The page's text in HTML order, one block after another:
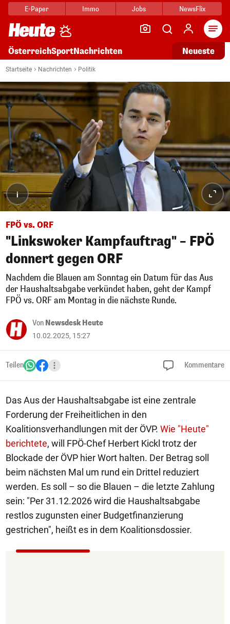
E-Paper Immo Jobs NewsFlix
ÖsterreichSportNachrichten Neueste
Startseite Nachrichten Politik
i
FPÖ vs. ORF
"Linkswoker Kampfauftrag" – FPÖ
donnert gegen ORF
Nachdem die Blauen am Sonntag ein Datum für das Aus
der Haushaltsabgabe verkündet haben, geht der Kampf
FPÖ vs. ORF am Montag in die nächste Runde.
Von Newsdesk Heute
10.02.2025, 15:27
Teilen Kommentare
Das Aus der Haushaltsabgabe ist eine zentrale
Forderung der Freiheitlichen in den
Koalitionsverhandlungen mit der ÖVP. Wie "Heute"
berichtete, will FPÖ-Chef Herbert Kickl trotz der
Blockade der ÖVP hier Wort halten. Der Betrag soll
beim nächsten Mal um rund ein Drittel reduziert
werden. Es soll – so die Blauen – die letzte Zahlung
sein: "Per 31.12.2026 wird die Haushaltsabgabe
restlos zugunsten einer Budgetfinanzierung
gestrichen", heißt es in dem Koalitionsdossier.